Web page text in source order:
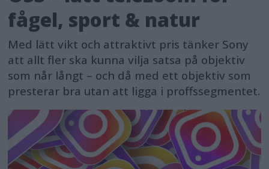
fågel, sport & natur
Med lätt vikt och attraktivt pris tänker Sony
att allt fler ska kunna vilja satsa på objektiv
som når långt – och då med ett objektiv som
presterar bra utan att ligga i proffssegmentet.